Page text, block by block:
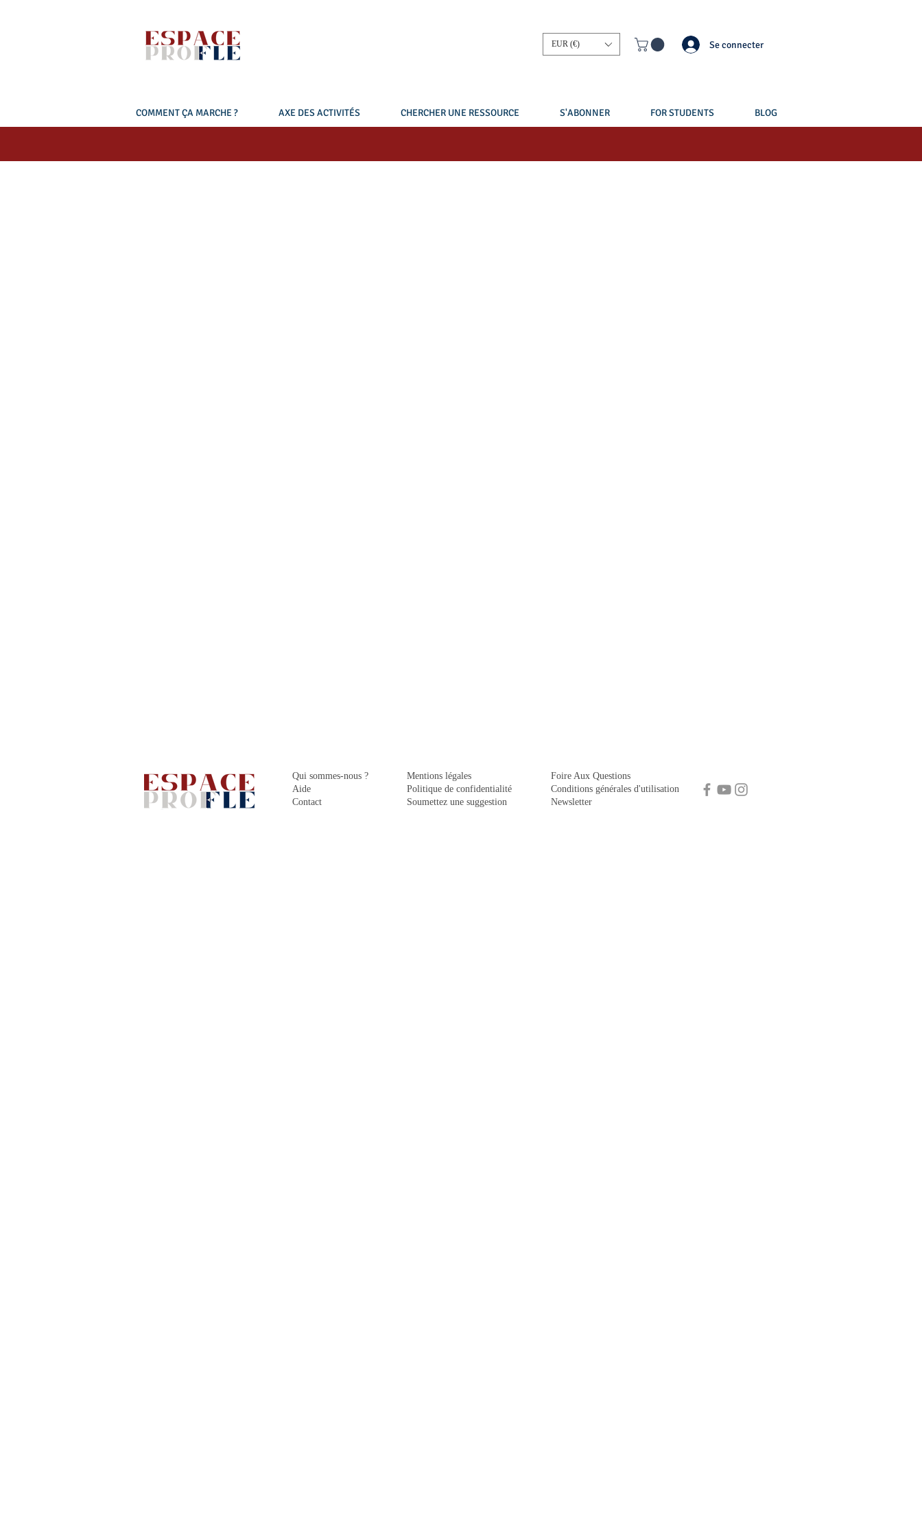
EUR (€) Se connecter
COMMENT ÇA MARCHE ? AXE DES ACTIVITÉS CHERCHER UNE RESSOURCE S'ABONNER FOR STUDENTS BLOG
Qui sommes-nous ?
Aide
Contact
Mentions légales
Politique de confidentialité
Soumettez une suggestion
Foire Aux Questions
Conditions générales d'utilisation
Newsletter